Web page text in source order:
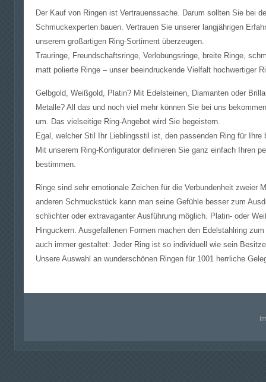
Der Kauf von Ringen ist Vertrauenssache. Darum sollten Sie bei
Schmuckexperten bauen. Vertrauen Sie unserer langjährigen
unserem großartigen Ring-Sortiment überzeugen.
Trauringe, Freundschaftsringe, Verlobungsringe, breite Ringe,
matt polierte Ringe – unser beeindruckende Vielfalt hochwertiger
Gelbgold, Weißgold, Platin? Mit Edelsteinen, Diamanten oder
Metalle? All das und noch viel mehr können Sie bei uns
um. Das vielseitige Ring-Angebot wird Sie begeistern.
Egal, welcher Stil Ihr Lieblingsstil ist, den passenden Ring für
Mit unserem Ring-Konfigurator definieren Sie ganz einfach Ihren
bestimmen.
Ringe sind sehr emotionale Zeichen für die Verbundenheit zweier
anderen Schmuckstück kann man seine Gefühle besser zum
schlichter oder extravaganter Ausführung möglich. Platin- oder
Hinguckern. Ausgefallenen Formen machen den Edelstahlring
auch immer gestaltet: Jeder Ring ist so individuell wie sein
Unsere Auswahl an wunderschönen Ringen für 1001 herrliche